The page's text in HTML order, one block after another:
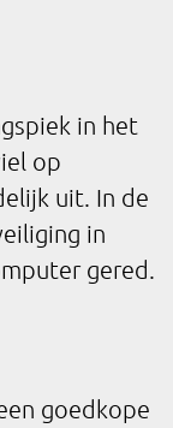
in het
op
uit. In de
in
gered.
goedkope